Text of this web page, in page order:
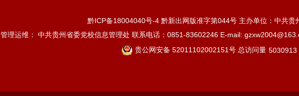
黔ICP备18004040号-4 黔新出网版准字第044号 主办单位：中共贵
管理运维： 中共贵州省委党校信息管理处 联系电话：0851-83602246 E-mail:
贵公网安备 52011102002151号 总访问量 5030913